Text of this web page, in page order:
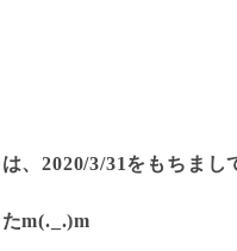
、2020/3/31をもちま
m(._.)m